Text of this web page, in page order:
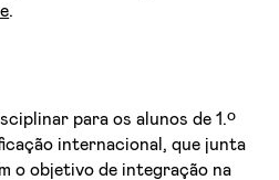
.
para os alunos de 1.º
internacional, que junta
o objetivo de integração na